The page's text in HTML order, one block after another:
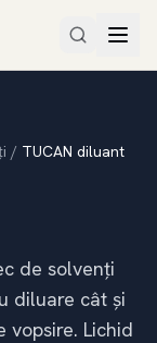
/ TUCAN diluant
de solvenți
diluare cât și
Lichid